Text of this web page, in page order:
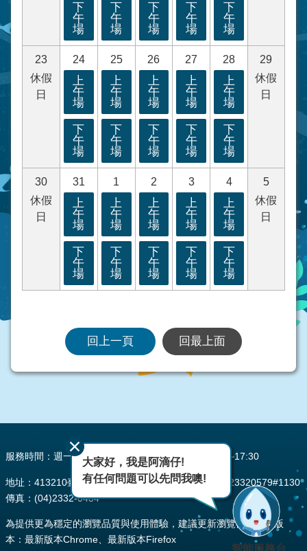
下
午
場
下
午
場
下
午
場
下
午
場
下
午
場
23
休假
日
24
上
午
場
下
午
場
25
上
午
場
下
午
場
26
上
午
場
下
午
場
27
上
午
場
下
午
場
28
上
午
場
下
午
場
29
休假
日
30
休假
日
31
上
午
場
下
午
場
1
上
午
場
下
午
場
2
上
午
場
下
午
場
3
上
午
場
下
午
場
4
上
午
場
下
午
場
5
休假
日
回上一頁 回最上面
服務時間：週一至週五 AM08:00~12:00 PM13:30~17:30
地址：413210臺中市霧峰區峰堤路195號 電話：(04)23320579#1130
傳真：(04)2332-0484
為提供更為穩定的瀏覽品質與使用體驗，建議更新瀏覽器至以下版
本：最新版本Chrome、最新版本Firefox
大家好，我是阿滴仔!
有任何問題可以先問我噢!
智能服務台